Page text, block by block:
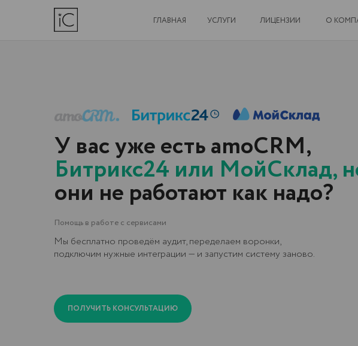
О КОМПАНИИ
ЛИЦЕНЗИИ
УСЛУГИ
ГЛАВНАЯ
подключим нужные интеграции — и запустим систему заново.
У вас уже есть amoCRM,
Битрикс24 или МойСклад, но
они не работают как надо?
Помощь в работе с сервисами